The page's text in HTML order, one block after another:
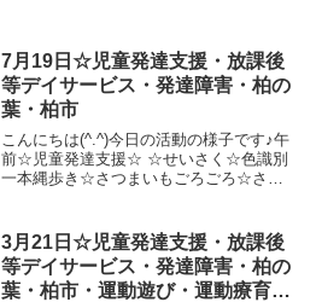
7月19日☆児童発達支援・放課後
等デイサービス・発達障害・柏の
葉・柏市
こんにちは(^.^)今日の活動の様子です♪午
前☆児童発達支援☆ ☆せいさく☆色識別
一本縄歩き☆さつまいもごろごろ☆さる
パーまた楽しく一緒に遊びましょう(^.^)
3月21日☆児童発達支援・放課後
等デイサービス・発達障害・柏の
葉・柏市・運動遊び・運動療育・